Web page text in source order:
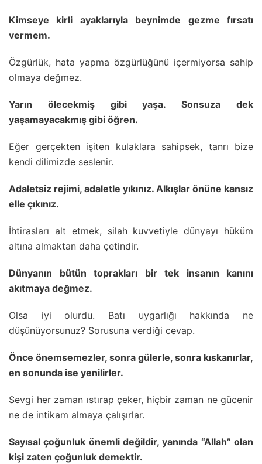
Kimseye kirli ayaklarıyla beynimde gezme fırsatı
vermem.
Özgürlük, hata yapma özgürlüğünü içermiyorsa sahip
olmaya değmez.
Yarın ölecekmiş gibi yaşa. Sonsuza dek
yaşamayacakmış gibi öğren.
Eğer gerçekten işiten kulaklara sahipsek, tanrı bize
kendi dilimizde seslenir.
Adaletsiz rejimi, adaletle yıkınız. Alkışlar önüne kansız
elle çıkınız.
İhtirasları alt etmek, silah kuvvetiyle dünyayı hüküm
altına almaktan daha çetindir.
Dünyanın bütün toprakları bir tek insanın kanını
akıtmaya değmez.
Olsa iyi olurdu. Batı uygarlığı hakkında ne
düşünüyorsunuz? Sorusuna verdiği cevap.
Önce önemsemezler, sonra gülerle, sonra kıskanırlar,
en sonunda ise yenilirler.
Sevgi her zaman ıstırap çeker, hiçbir zaman ne gücenir
ne de intikam almaya çalışırlar.
Sayısal çoğunluk önemli değildir, yanında “Allah” olan
kişi zaten çoğunluk demektir.